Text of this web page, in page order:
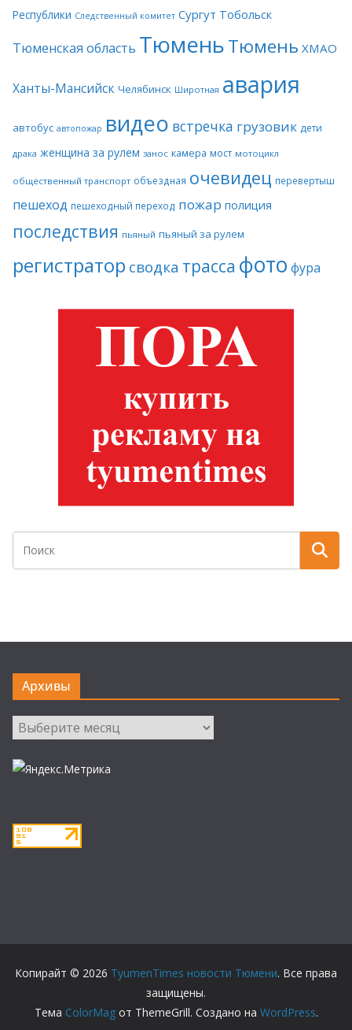
Республики Следственный комитет Сургут Тобольск
Тюменская область ТюменьТюмень ХМАО
Ханты-Мансийск Челябинск Широтная авария
автобус автопожар видео встречка грузовик дети
драка женщина за рулем занос камера мост мотоцикл
общественный транспорт объездная очевидец перевертыш
пешеход пешеходный переход пожар полиция
последствия пьяный пьяный за рулем
регистратор сводка трасса фото фура
Архивы
Архивы
Копирайт © 2026 TyumenTimes новости Тюмени. Все права
защищены.
Тема ColorMagот ThemeGrill. Создано на WordPress.